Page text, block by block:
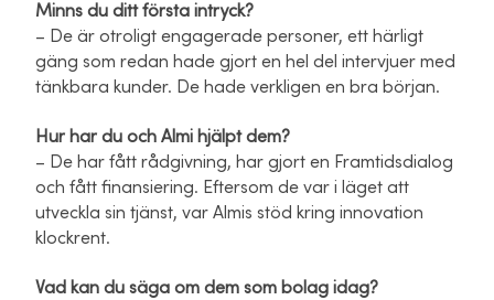
Minns du ditt första intryck?
– De är otroligt engagerade personer, ett härligt
gäng som redan hade gjort en hel del intervjuer med
tänkbara kunder. De hade verkligen en bra början.
Hur har du och Almi hjälpt dem?
– De har fått rådgivning, har gjort en Framtidsdialog
och fått finansiering. Eftersom de var i läget att
utveckla sin tjänst, var Almis stöd kring innovation
klockrent.
Vad kan du säga om dem som bolag idag?